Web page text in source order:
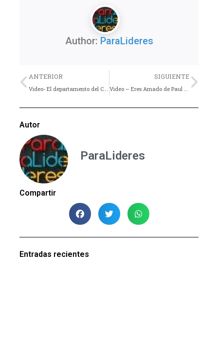
Author: ParaLideres
Previo
ANTERIOR
Video- El departamento del Corazón
SIGUIENTE
Video – Eres Amado de Paul Washer
Autor
ParaLideres
Compartir
Entradas recientes